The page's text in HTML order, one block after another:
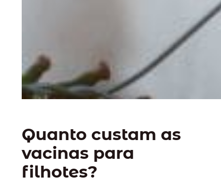
Quanto custam as
vacinas para
filhotes?